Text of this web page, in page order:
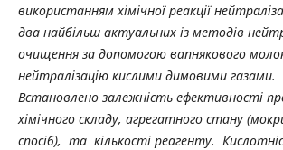
використанням хімічної реакції
два найбільш актуальних із методів
очищення за допомогою вапнякового
нейтралізацію кислими димовими газами.
Встановлено залежність ефективності
хімічного складу, агрегатного стану
спосіб), та кількості реагенту.